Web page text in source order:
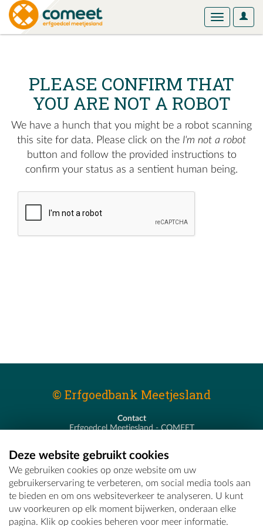
User
Toggle
PLEASE CONFIRM THAT
YOU ARE NOT A ROBOT
We have a hunch that you might be a robot scanning
this site for data. Please click on the I'm not a robot
button and follow the provided instructions to
confirm your status as a sentient human being.
© Erfgoedbank Meetjesland
Contact
Erfgoedcel Meetjesland - COMEET
T - 09 373 75 96
E -erfgoedcel@comeet.be
Deze website gebruikt cookies
We gebruiken cookies op onze website om uw
gebruikerservaring te verbeteren, om social media tools aan
te bieden en om ons websiteverkeer te analyseren. U kunt
uw voorkeuren op elk moment bijwerken, onderaan elke
pagina. Klik op cookies beheren voor meer informatie.